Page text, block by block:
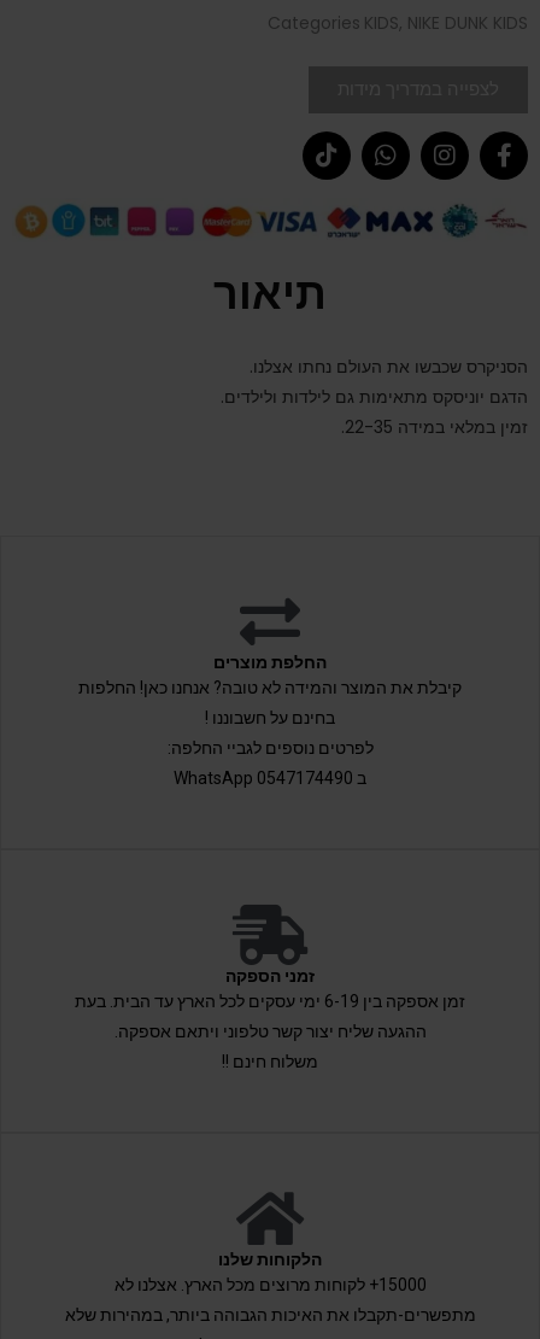
Categories KIDS, NIKE DUNK KIDS
תיאור
הסניקרס שכבשו את העולם נחתו אצלנו.
הדגם יוניסקס מתאימות גם לילדות ולילדים.
זמין במלאי במידה 22-35.
החלפת מוצרים
קיבלת את המוצר והמידה לא טובה? אנחנו כאן! החלפות
בחינם על חשבוננו !
לפרטים נוספים לגביי החלפה:
ב 0547174490 WhatsApp
זמני הספקה
זמן אספקה בין 6-19 ימי עסקים לכל הארץ עד הבית. בעת
ההגעה שליח יצור קשר טלפוני ויתאם אספקה.
משלוח חינם !!
הלקוחות שלנו
15000+ לקוחות מרוצים מכל הארץ. אצלנו לא
מתפשרים-תקבלו את האיכות הגבוהה ביותר, במהירות שלא